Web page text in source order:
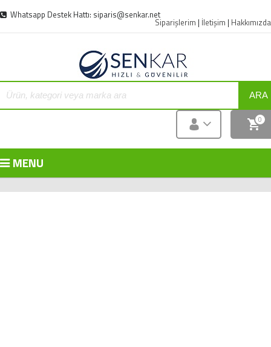
Whatsapp Destek Hattı: siparis@senkar.net
Siparişlerim | İletişim | Hakkımızda
ARA
0
MENU